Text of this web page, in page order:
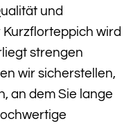
und
wird
strengen
wir sicherstellen,
an dem Sie lange